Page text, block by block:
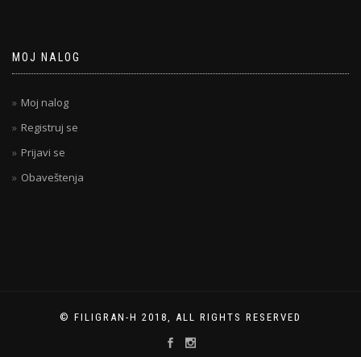
MOJ NALOG
Moj nalog
Registruj se
Prijavi se
Obaveštenja
© FILIGRAN-H 2018, ALL RIGHTS RESERVED